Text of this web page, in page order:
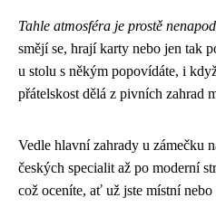
Tahle atmosféra je prostě
smějí se, hrají karty nebo jen tak
u stolu s někým popovídáte, i
přátelskost dělá z pivních zahrad
Vedle hlavní zahrady u zámečku
českých specialit až po moderní
což oceníte, ať už jste místní